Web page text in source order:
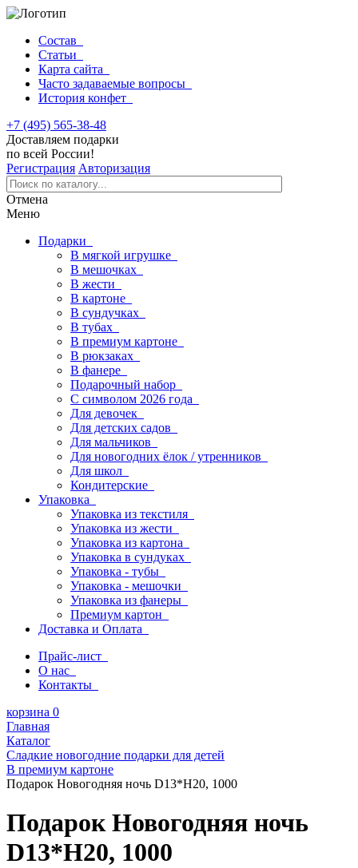
Состав
Статьи
Карта сайта
Часто задаваемые вопросы
История конфет
+7 (495) 565-38-48
Доставляем подарки
по всей России!
Регистрация Авторизация
Отмена
Меню
Подарки
В мягкой игрушке
В мешочках
В жести
В картоне
В сундучках
В тубах
В премиум картоне
В рюкзаках
В фанере
Подарочный набор
С символом 2026 года
Для девочек
Для детских садов
Для мальчиков
Для новогодних ёлок / утренников
Для школ
Кондитерские
Упаковка
Упаковка из текстиля
Упаковка из жести
Упаковка из картона
Упаковка в сундуках
Упаковка - тубы
Упаковка - мешочки
Упаковка из фанеры
Премиум картон
Доставка и Оплата
Прайс-лист
О нас
Контакты
корзина 0
Главная
Каталог
Сладкие новогодние подарки для детей
В премиум картоне
Подарок Новогодняя ночь D13*H20, 1000
Подарок Новогодняя ночь
D13*H20, 1000